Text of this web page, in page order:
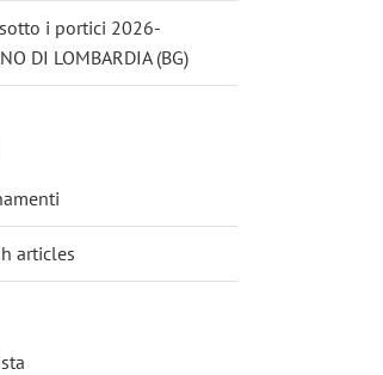
i portici 2026-
DI LOMBARDIA (BG)
articles